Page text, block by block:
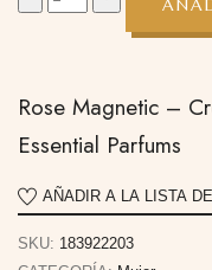
Rose Magnetic –
Essential Parfums
AÑADIR A LA LISTA
SKU: 183922203